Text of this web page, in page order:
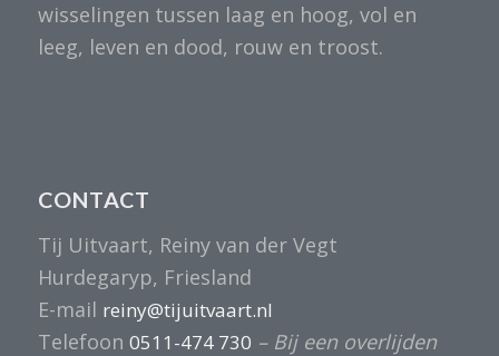
wisselingen tussen laag en hoog, vol en
leeg, leven en dood, rouw en troost.
CONTACT
Tij Uitvaart, Reiny van der Vegt
Hurdegaryp, Friesland
E-mail reiny@tijuitvaart.nl
Telefoon 0511-474 730 – Bij een overlijden